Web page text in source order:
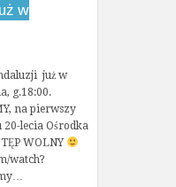
w
już w
g.18:00.
na pierwszy
20-lecia Ośrodka
WOLNY
watch?